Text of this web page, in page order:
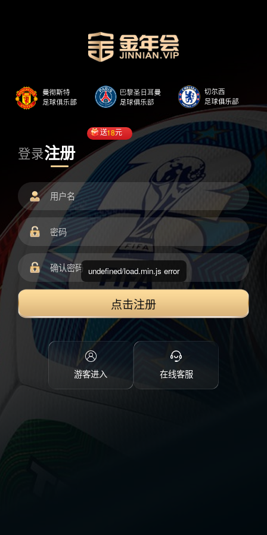
登录注册
送18元
点击注册
游客进入 在线客服
undefined/load.min.js error